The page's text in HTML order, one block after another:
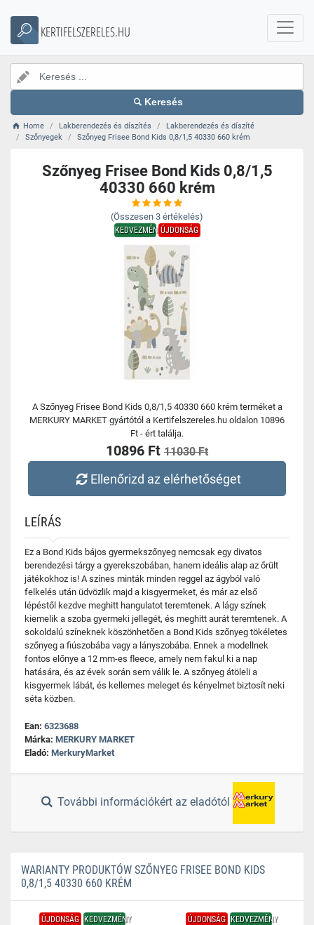
KERTIFELSZERELES.HU
Keresés
Home Lakberendezés és díszítés
Lakberendezés és díszíté
Szőnyegek
Szőnyeg Frisee Bond Kids 0,8/1,5 40330 660 krém
Szőnyeg Frisee Bond Kids 0,8/1,5
40330 660 krém
(Összesen 3 értékelés)
KEDVEZMÉNYÚJDONSÁG
A Szőnyeg Frisee Bond Kids 0,8/1,5 40330 660 krém terméket a
MERKURY MARKET gyártótól a Kertifelszereles.hu oldalon 10896
Ft - ért találja.
10896 Ft 11030 Ft
Ellenőrizd az elérhetőséget
LEÍRÁS
Ez a Bond Kids bájos gyermekszőnyeg nemcsak egy divatos
berendezési tárgy a gyerekszobában, hanem ideális alap az őrült
játékokhoz is! A színes minták minden reggel az ágyból való
felkelés után üdvözlik majd a kisgyermeket, és már az első
lépéstől kezdve meghitt hangulatot teremtenek. A lágy színek
kiemelik a szoba gyermeki jellegét, és meghitt aurát teremtenek. A
sokoldalú színeknek köszönhetően a Bond Kids szőnyeg tökéletes
szőnyeg a fiúszobába vagy a lányszobába. Ennek a modellnek
fontos előnye a 12 mm-es fleece, amely nem fakul ki a nap
hatására, és az évek során sem válik le. A szőnyeg átöleli a
kisgyermek lábát, és kellemes meleget és kényelmet biztosít neki
séta közben.
Ean: 6323688
Márka: MERKURY MARKET
Eladó: MerkuryMarket
További információkért az eladótól
WARIANTY PRODUKTÓW SZŐNYEG FRISEE BOND KIDS
0,8/1,5 40330 660 KRÉM
ÚJDONSÁG KEDVEZMÉNY ÚJDONSÁG KEDVEZMÉNY